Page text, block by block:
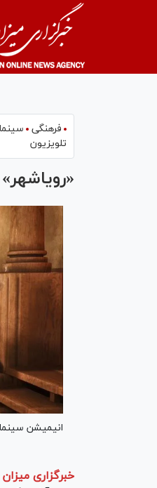
فرهنگی
تلویزیون
انیمیشن
خبرگزاری میزان